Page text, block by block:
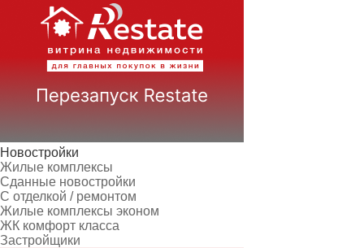
Новостройки
Жилые комплексы
Сданные новостройки
С отделкой / ремонтом
Жилые комплексы эконом
ЖК комфорт класса
Застройщики